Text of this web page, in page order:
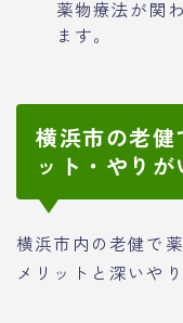
薬物療法が関
ます。
横浜市の老健
ット・やりが
横浜市内の老健で
メリットと深いや